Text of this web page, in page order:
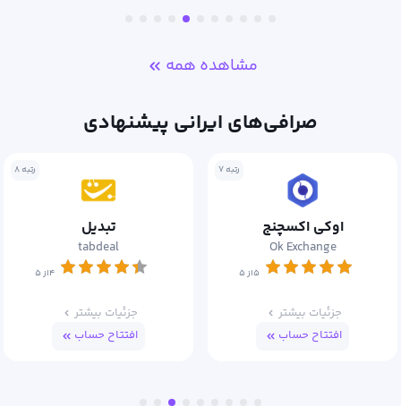
مشاهده همه
صرافی‌های ایرانی پیشنهادی
رتبه ۸
تبدیل
tabdeal
۴از ۵
جزئیات بیشتر
افتتاح حساب
رتبه ۱۰
سرمایکس
Sarmayex
۴از ۵
جزئیات بیشتر
افتتاح حساب